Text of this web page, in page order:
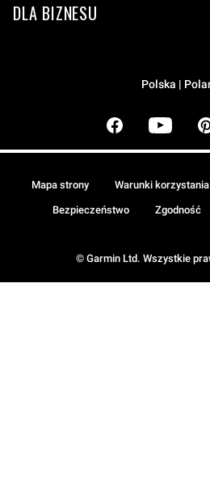
DLA BIZNESU
Polska |
© Garmin Ltd. Wszystkie
Mapa strony Warunki korzystania
Bezpieczeństwo Zgodność